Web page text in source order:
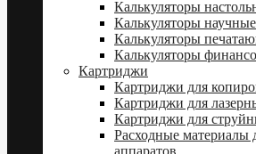
Калькуляторы
Калькуляторы научные
Калькуляторы
Калькуляторы
Картриджи
Картриджи для
Картриджи для
Картриджи для
Расходные материалы
аппаратов